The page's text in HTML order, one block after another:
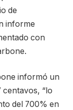
de
informe
con
informó un
centavos, “lo
del 700% en